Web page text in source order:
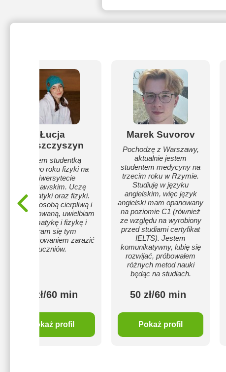
Łucja
Staszczyszyn
Jestem studentką
drugiego roku fizyki na
Uniwersytecie
Warszawskim. Uczę
matematyki oraz fizyki.
Jestem osobą cierpliwą i
zaangażowaną, uwielbiam
matematykę i fizykę i
staram się tym
zainteresowaniem zarazić
uczniów.
80 zł/60 min
Pokaż profil
Marek Suvorov
Pochodzę z Warszawy,
aktualnie jestem
studentem medycyny na
trzecim roku w Rzymie.
Studiuję w języku
angielskim, więc język
angielski mam opanowany
na poziomie C1 (również
ze względu na wyrobiony
przed studiami certyfikat
IELTS). Jestem
komunikatywny, lubię się
rozwijać, próbowałem
różnych metod nauki
będąc na studiach.
50 zł/60 min
Pokaż profil